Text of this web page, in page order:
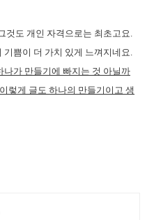
것도 개인 자격으로는 최초고요.
쁨이 더 가치 있게 느껴지네요.
나가 만들기에 빠지는 것 아닐까
렇게 글도 하나의 만들기이고 생